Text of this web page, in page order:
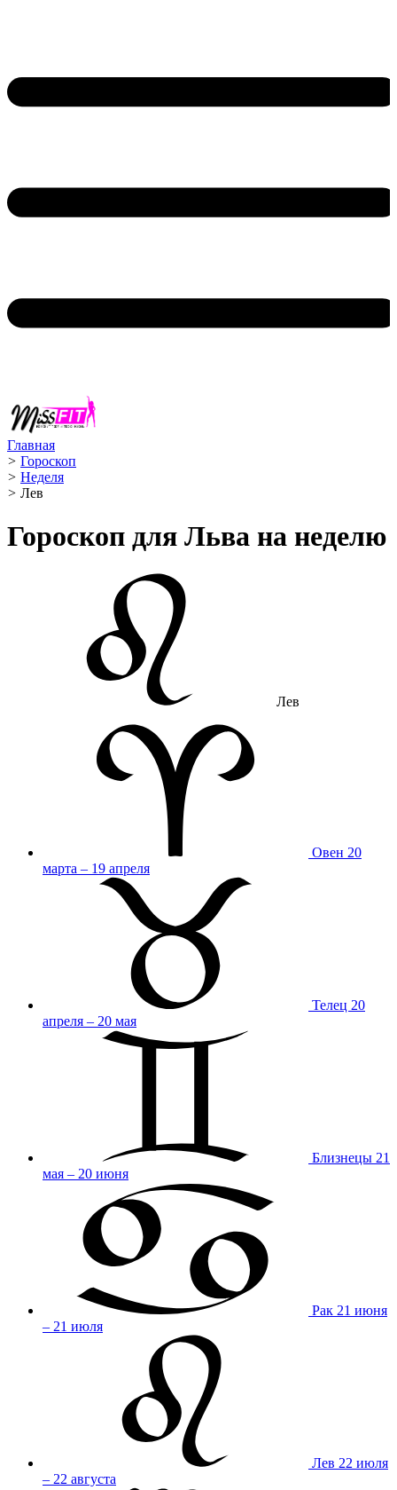
Главная
> Гороскоп
> Неделя
> Лев ️
Гороскоп для Льва на неделю
Лев
Овен 20
марта – 19 апреля
Телец 20
апреля – 20 мая
Близнецы 21
мая – 20 июня
Рак 21 июня
– 21 июля
Лев 22 июля
– 22 августа